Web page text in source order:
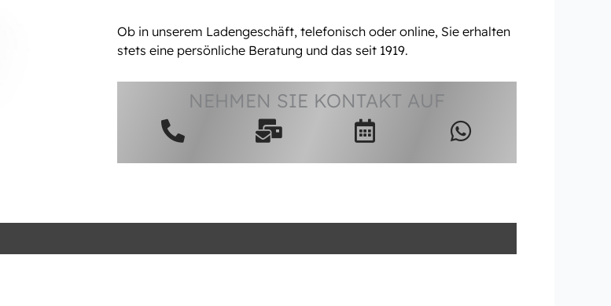
Ob in unserem Ladengeschäft, telefonisch oder online, Sie erhalten
stets eine persönliche Beratung und das seit 1919.
NEHMEN SIE KONTAKT AUF